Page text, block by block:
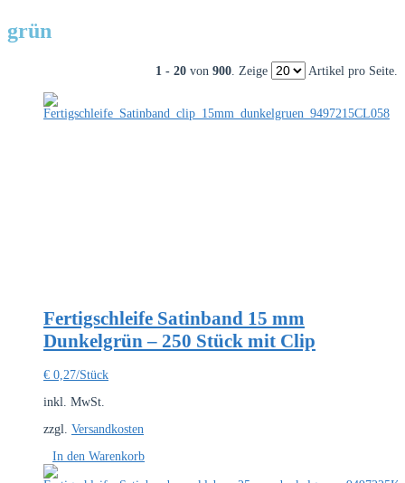
grün
1 - 20 von 900. Zeige Artikel pro Seite.
Fertigschleife Satinband 15 mm
Dunkelgrün – 250 Stück mit Clip
€ 0,27/Stück
inkl. MwSt.
zzgl. Versandkosten
In den Warenkorb